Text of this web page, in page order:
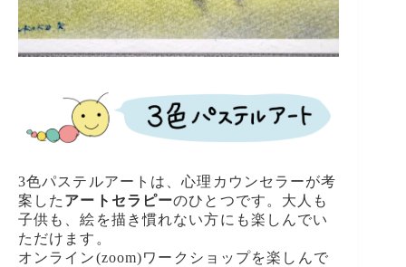
3色パステルアートは、心理カウンセラーが考
案した アートセラピーのひとつです。大人も
子供も、絵を描き慣れない方にも楽しんでい
ただけます。
オンライン(zoom)ワークショップを楽しんで